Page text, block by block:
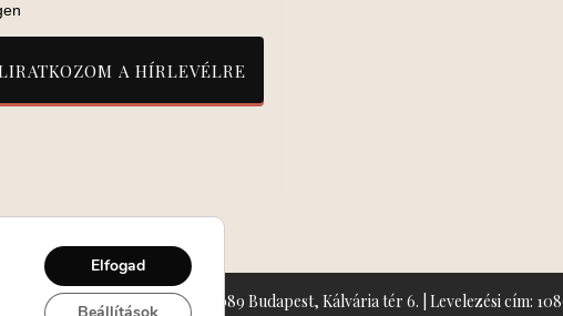
Turay Ida Színház 1089 Budapest, Kálvária tér 6. | Levelezési cím:
Elfogad